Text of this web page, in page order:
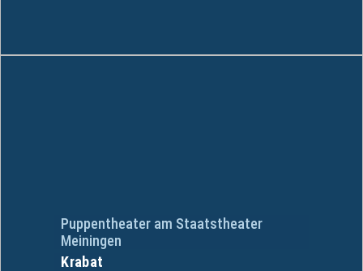
Puppentheater am Staatstheater
Meiningen
Krabat